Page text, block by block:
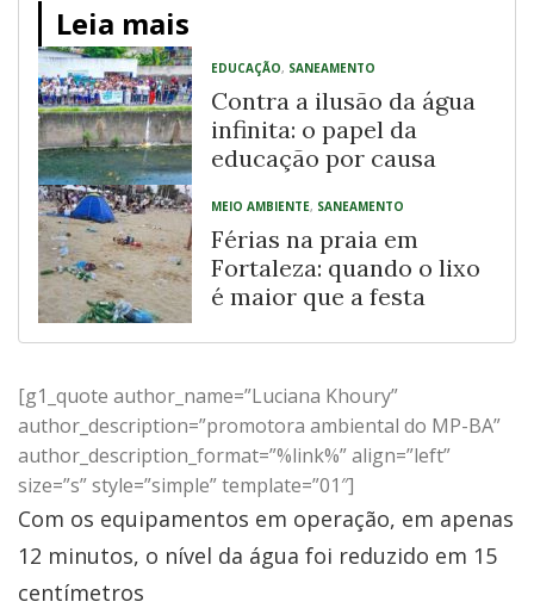
Leia mais
EDUCAÇÃO, SANEAMENTO
Contra a ilusão da água
infinita: o papel da
educação por causa
MEIO AMBIENTE, SANEAMENTO
Férias na praia em
Fortaleza: quando o lixo
é maior que a festa
[g1_quote author_name=”Luciana Khoury”
author_description=”promotora ambiental do MP-BA”
author_description_format=”%link%” align=”left”
size=”s” style=”simple” template=”01″]
Com os equipamentos em operação, em apenas
12 minutos, o nível da água foi reduzido em 15
centímetros